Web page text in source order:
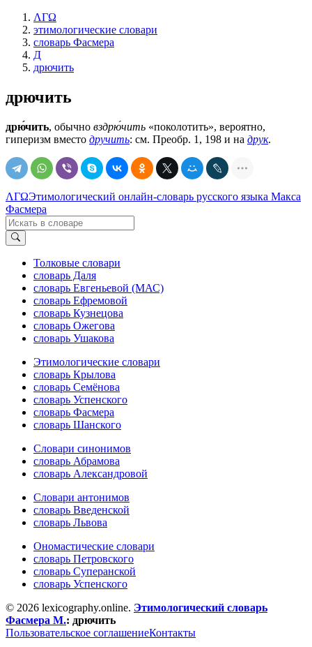
ΛΓΩ
этимологические словари
словарь Фасмера
Д
дрючить
дрючить
дрю́чить, обычно вздрю́чить «поколотить», вероятно,
гиперизм вместо дручить: см. Преобр. 1, 198 и на друк.
ΛΓΩЭтимологический онлайн-словарь русского языка Макса
Фасмера
Толковые словари
словарь Даля
словарь Евгеньевой (МАС)
словарь Ефремовой
словарь Кузнецова
словарь Ожегова
словарь Ушакова
Этимологические словари
словарь Крылова
словарь Семёнова
словарь Успенского
словарь Фасмера
словарь Шанского
Словари синонимов
словарь Абрамова
словарь Александровой
Словари антонимов
словарь Введенской
словарь Львова
Ономастические словари
словарь Петровского
словарь Суперанской
словарь Успенского
© 2026 lexicography.online. Этимологический словарь
Фасмера М.: дрючить
Пользовательское соглашениеКонтакты